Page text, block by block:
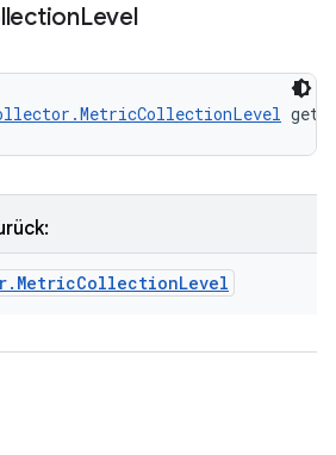
Level
. MetricCollectionLevel